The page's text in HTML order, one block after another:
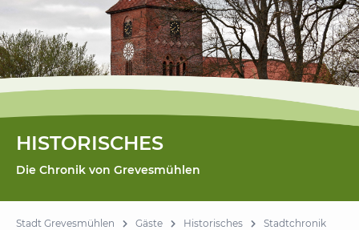
HISTORISCHES
Die Chronik von Grevesmühlen
Stadt Grevesmühlen Gäste Historisches Stadtchronik